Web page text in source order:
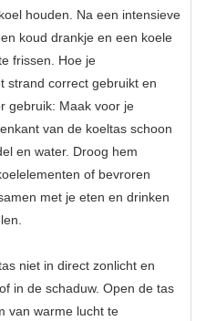
houden. Na een intensieve
koud drankje en een koele
frissen. Hoe je
strand correct gebruikt en
gebruik: Maak voor je
van de koeltas schoon
en water. Droog hem
of bevroren
met je eten en drinken
niet in direct zonlicht en
in de schaduw. Open de tas
van warme lucht te